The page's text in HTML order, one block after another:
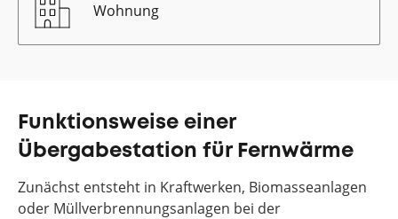
Wohnung
Funktionsweise einer
Übergabestation für Fernwärme
Zunächst entsteht in Kraftwerken, Biomasseanlagen
oder Müllverbrennungsanlagen bei der